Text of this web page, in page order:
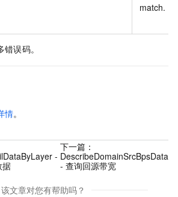
match.
误码。
情。
-
据
下一篇：
DescribeDomainSrcBpsData
- 查询回源带宽
该文章对您有帮助吗？